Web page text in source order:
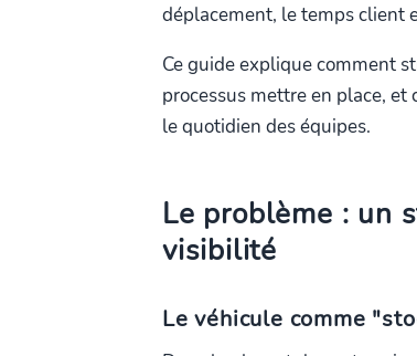
déplacement, le temps client
Ce guide explique comment
processus mettre en place,
le quotidien des équipes.
Le problème : un
visibilité
Le véhicule comme